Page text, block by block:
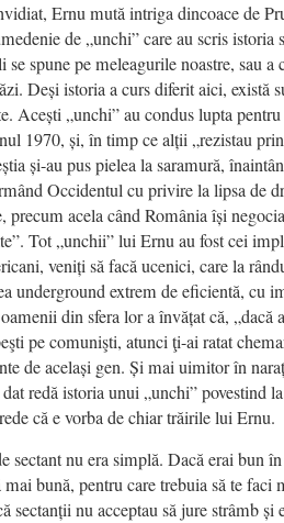
Ernu mută intriga dincoace de
de „unchi” care au scris istoria
spune pe meleagurile noastre, sau
Deși istoria a curs diferit aici, există
Acești „unchi” au condus lupta
1970, și, în timp ce alții „rezistau
și-au pus pielea la saramură,
Occidentul cu privire la lipsa de
precum acela când România își
Tot „unchii” lui Ernu au fost cei
veniți să facă ucenici, care la
underground extrem de eficientă, cu
din sfera lor a învățat că, „dacă
pe comunişti, atunci ţi-ai ratat
de același gen. Și mai uimitor în
redă istoria unui „unchi” povestind
că e vorba de chiar trăirile lui Ernu.
sectant nu era simplă. Dacă erai bun
bună, pentru care trebuia să te
sectanții nu acceptau să jure strâmb